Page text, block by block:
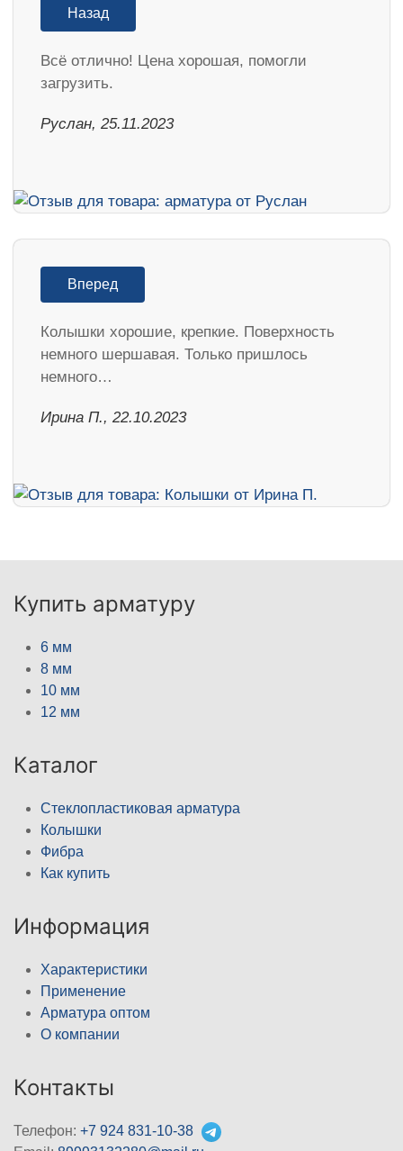
Назад
Всё отлично! Цена хорошая, помогли
загрузить.
Руслан, 25.11.2023
Вперед
Колышки хорошие, крепкие. Поверхность
немного шершавая. Только пришлось
немного…
Ирина П., 22.10.2023
Купить арматуру
6 мм
8 мм
10 мм
12 мм
Каталог
Стеклопластиковая арматура
Колышки
Фибра
Как купить
Информация
Характеристики
Применение
Арматура оптом
О компании
Контакты
Телефон: +7 924 831-10-38